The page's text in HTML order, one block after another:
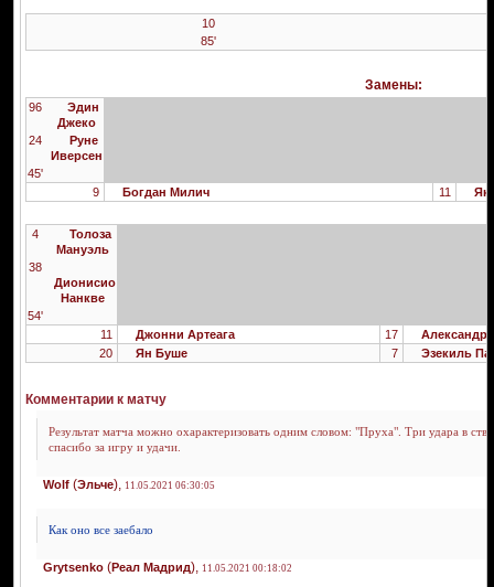
10
85'
Замены:
96
Эдин
Джеко
24
Руне
Иверсен
45'
9
Богдан Милич 11
4
Толоза
Мануэль
38
Дионисио
Нанкве
54'
11
Джонни Артеага 17
Александр
20
Ян Буше 7 Эзекиль
Комментарии к матчу
Результат матча можно охарактеризовать одним словом: "Пруха". Три удара в
спасибо за игру и удачи.
Wolf(Эльче), 11.05.2021 06:30:05
Как оно все заебало
Grytsenko(Реал Мадрид), 11.05.2021 00:18:02